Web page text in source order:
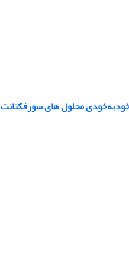
محلول های سورفکتانت